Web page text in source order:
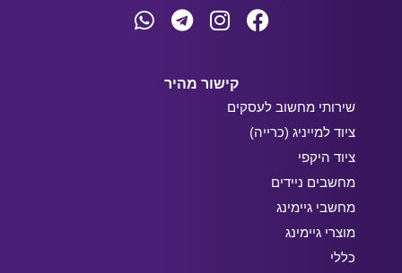
קישור מהיר
שירותי מחשוב לעסקים
ציוד למייניג (כרייה)
ציוד היקפי
מחשבים ניידים
מחשבי גיימינג
מוצרי גיימינג
כללי